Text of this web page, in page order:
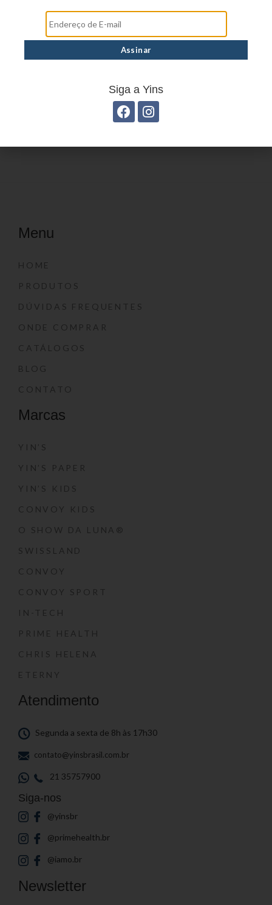
Estojo Juvenil YS27103 Estojo Juvenil YS27112
Menu
HOME
PRODUTOS
DÚVIDAS FREQUENTES
ONDE COMPRAR
CATÁLOGOS
BLOG
CONTATO
Marcas
YIN’S
YIN’S PAPER
YIN’S KIDS
CONVOY KIDS
O SHOW DA LUNA®
SWISSLAND
CONVOY
CONVOY SPORT
IN-TECH
PRIME HEALTH
CHRIS HELENA
ETERNY
Atendimento
Segunda a sexta de 8h às 17h30
contato@yinsbrasil.com.br
21 35757900
Siga-nos
@yinsbr
@primehealth.br
@iamo.br
Newsletter
Siga a Yins